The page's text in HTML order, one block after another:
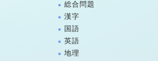
総合問題
漢字
国語
英語
地理